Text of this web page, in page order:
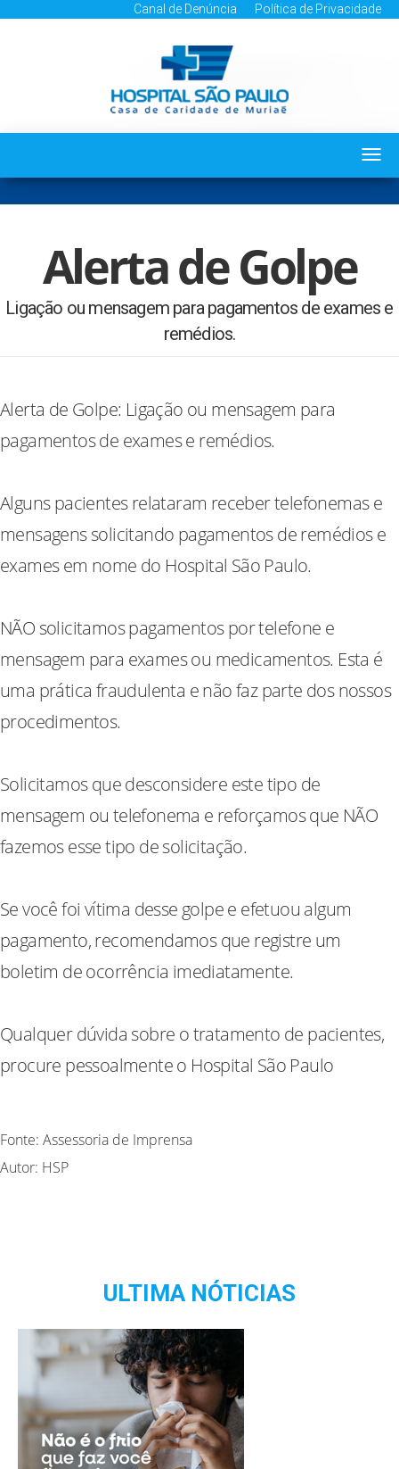
Canal de Denúncia Política de Privacidade
Alerta de Golpe
Ligação ou mensagem para pagamentos de exames e
remédios.
Alerta de Golpe: Ligação ou mensagem para
pagamentos de exames e remédios.
Alguns pacientes relataram receber telefonemas e
mensagens solicitando pagamentos de remédios e
exames em nome do Hospital São Paulo.
NÃO solicitamos pagamentos por telefone e
mensagem para exames ou medicamentos. Esta é
uma prática fraudulenta e não faz parte dos nossos
procedimentos.
Solicitamos que desconsidere este tipo de
mensagem ou telefonema e reforçamos que NÃO
fazemos esse tipo de solicitação.
Se você foi vítima desse golpe e efetuou algum
pagamento, recomendamos que registre um
boletim de ocorrência imediatamente.
Qualquer dúvida sobre o tratamento de pacientes,
procure pessoalmente o Hospital São Paulo
Fonte: Assessoria de Imprensa
Autor: HSP
ULTIMA NÓTICIAS